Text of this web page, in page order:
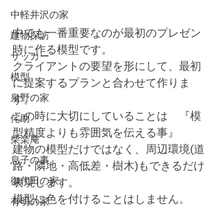
中軽井沢の家
建物探訪
サッカー
模型
泉野の家
侘助
柴楽庵
息子の事
御代田の家
有明の家
中でも一番重要なのが最初のプレゼン
時に作る模型です。
クライアントの要望を形にして、最初
に提案するプランと合わせて作りま
す。
この時に大切にしていることは
『模
型精度よりも雰囲気を伝える事』
建物の模型だけではなく、周辺環境(道
路・隣地・高低差・樹木)もできるだけ
表現します。
模型に色を付けることはしません。